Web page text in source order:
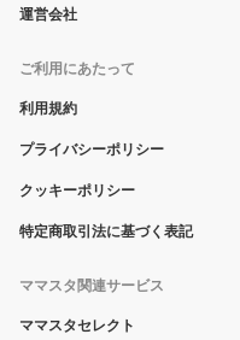
運営会社
ご利用にあたって
利用規約
プライバシーポリシー
クッキーポリシー
特定商取引法に基づく表記
ママスタ関連サービス
ママスタセレクト